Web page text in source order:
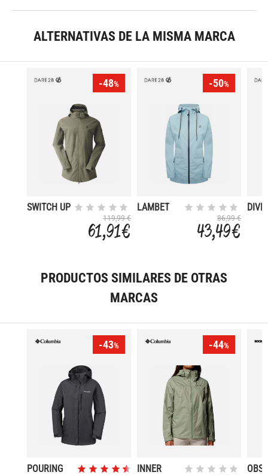
ALTERNATIVAS DE LA MISMA MARCA
-48%
SWITCH UP
119,99 €
61,91 €
-50%
LAMBET
86,99 €
43,49 €
PRODUCTOS SIMILARES DE OTRAS
MARCAS
-43%
POURING
-44%
INNER